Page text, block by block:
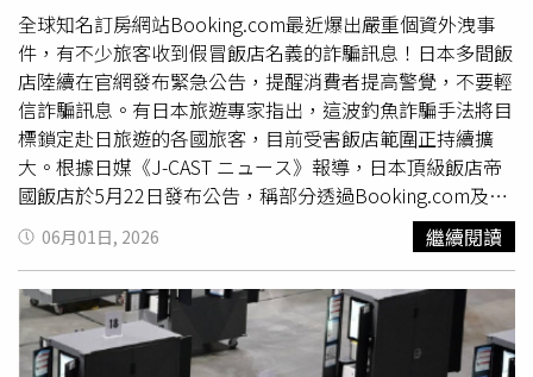
全球知名訂房網站Booking.com最近爆出嚴重個資外洩事
件，有不少旅客收到假冒飯店名義的詐騙訊息！日本多間飯
店陸續在官網發布緊急公告，提醒消費者提高警覺，不要輕
信詐騙訊息。有日本旅遊專家指出，這波釣魚詐騙手法將目
標鎖定赴日旅遊的各國旅客，目前受害飯店範圍正持續擴
大。根據日媒《J-CAST ニュース》報導，日本頂級飯店帝
國飯店於5月22日發布公告，稱部分透過Booking.com及
Agoda等線上平台訂房的旅客，留意收到假冒飯店的電子郵
件或WhatsApp訊息。其公關部門進一步指出，在發現異狀
後已迅速宣導，這類訊息常以確認訂房為由，誘導旅客點擊
惡意連結並要求輸入信用卡號，所幸目前尚未接獲實質財損
通報。不只帝國飯店，大阪新大谷飯店也發聲強調，飯店與
訂房平台絕不會透過WhatsApp等外部軟體索取信用卡或個
06月01日, 2026 繼續閱讀